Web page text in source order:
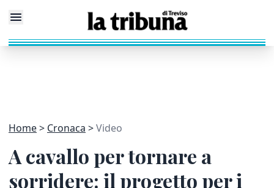
Home Cronaca Video
A cavallo per tornare a
sorridere: il progetto per i